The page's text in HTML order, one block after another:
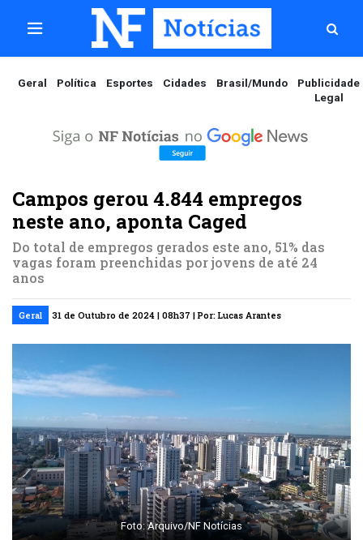
Geral Política Esportes Cidades Brasil/Mundo
Publicidade
Legal
Campos gerou 4.844 empregos
neste ano, aponta Caged
Do total de empregos gerados este ano, 51% das
vagas foram preenchidas por jovens de até 24
anos
Geral 31 de Outubro de 2024 | 08h37 | Por: Lucas Arantes
Foto: Arquivo/NF Notícias